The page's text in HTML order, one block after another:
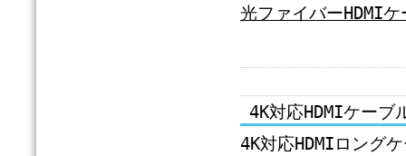
光ファイバーHDMI
4K対応HDMIケーブ
4K対応HDMIロング